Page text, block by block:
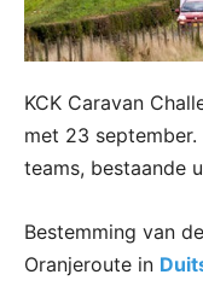
KCK Caravan
met 23
teams, bestaande
Bestemming van de
Oranjeroute in